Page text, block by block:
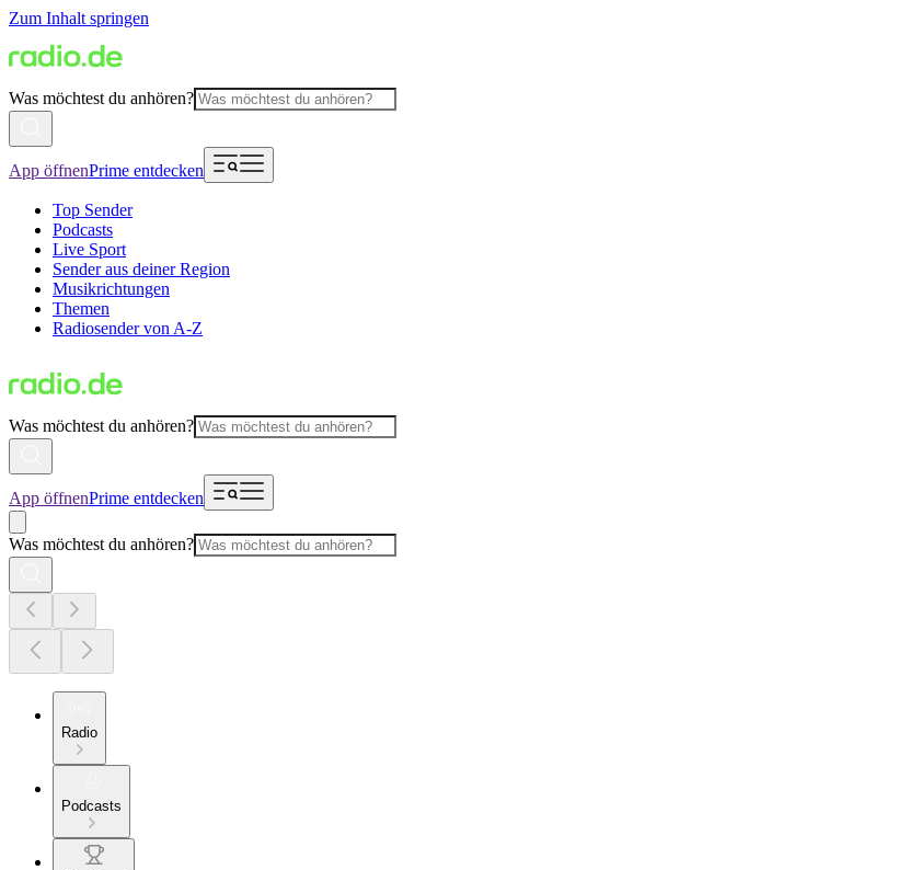
Zum Inhalt springen
Was möchtest du anhören?
App öffnenPrime entdecken
Top Sender
Podcasts
Live Sport
Sender aus deiner Region
Musikrichtungen
Themen
Radiosender von A-Z
Was möchtest du anhören?
App öffnenPrime entdecken
Was möchtest du anhören?
Radio
Podcasts